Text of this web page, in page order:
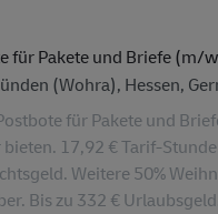
für Pakete und Briefe (m/
(Wohra), Hessen,
für Pakete und
bieten. 17,92 € Tarif-
Weitere 50%
Bis zu 332 €